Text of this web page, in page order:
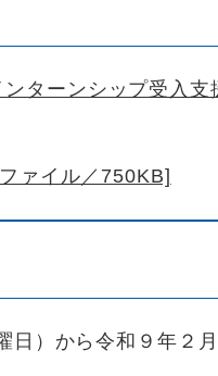
ターンシップ受入
ァイル／750KB]
日）から令和９年２